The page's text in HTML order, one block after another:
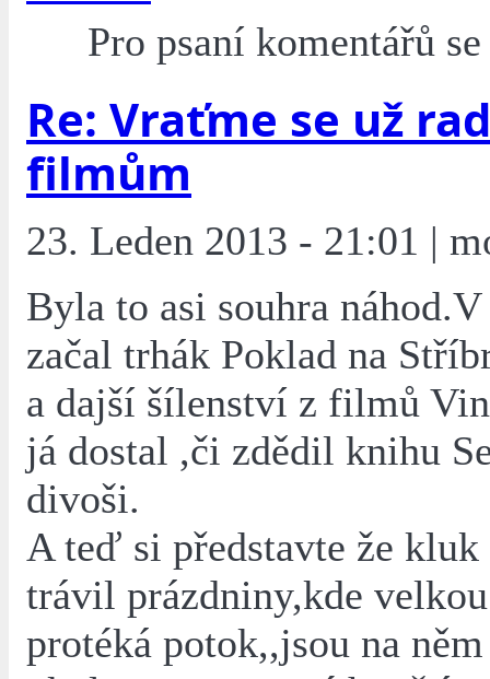
Pro psaní komentářů
Re: Vraťme se už
filmům
23. Leden 2013 - 21:01 |
Byla to asi souhra
začal trhák Poklad na
a dajší šílenství z filmů
já dostal ,či zdědil knihu
divoši.
A teď si představte že kluk
trávil prázdniny,kde
protéká potok,,jsou na